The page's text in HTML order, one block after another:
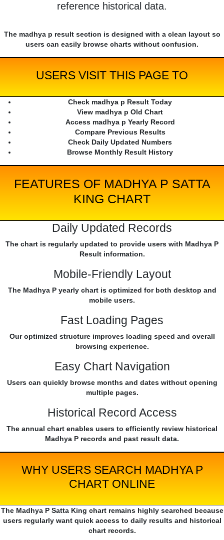
reference historical data.
The madhya p result section is designed with a clean layout so
users can easily browse charts without confusion.
USERS VISIT THIS PAGE TO
Check madhya p Result Today
View madhya p Old Chart
Access madhya p Yearly Record
Compare Previous Results
Check Daily Updated Numbers
Browse Monthly Result History
FEATURES OF MADHYA P SATTA
KING CHART
Daily Updated Records
The chart is regularly updated to provide users with Madhya P
Result information.
Mobile-Friendly Layout
The Madhya P yearly chart is optimized for both desktop and
mobile users.
Fast Loading Pages
Our optimized structure improves loading speed and overall
browsing experience.
Easy Chart Navigation
Users can quickly browse months and dates without opening
multiple pages.
Historical Record Access
The annual chart enables users to efficiently review historical
Madhya P records and past result data.
WHY USERS SEARCH MADHYA P
CHART ONLINE
The Madhya P Satta King chart remains highly searched because
users regularly want quick access to daily results and historical
chart records.